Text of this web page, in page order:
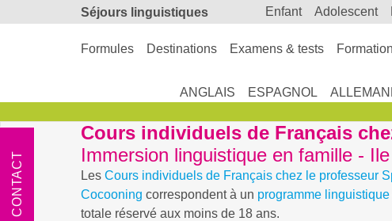
Séjours linguistiques enfant adolescent
Formules Destinations Examens & tests
ANGLAIS ESPAGNOL
Cours individuels de Français
Immersion linguistique en famille -
Les Cours individuels de Français chez le professeur
Cocooning correspondent à un programme linguistique
totale réservé aux moins de 18 ans.
CONTACT